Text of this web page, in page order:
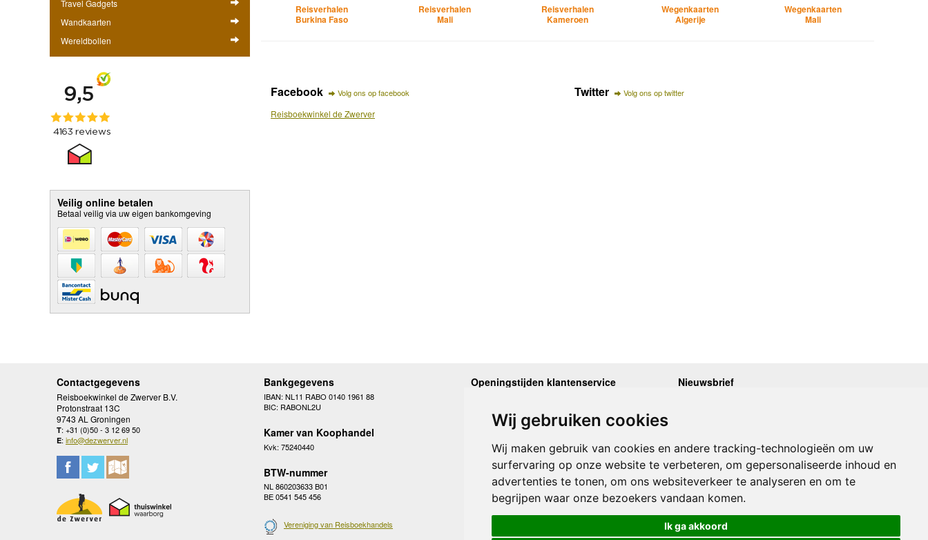
Wij gebruiken cookies
Wij maken gebruik van cookies en andere tracking-technologieën om uw
surfervaring op onze website te verbeteren, om gepersonaliseerde inhoud en
advertenties te tonen, om ons websiteverkeer te analyseren en om te
begrijpen waar onze bezoekers vandaan komen.
Ik ga akkoord
Travel Gadgets
Wandkaarten
Wereldbollen
Veilig online betalen
Betaal veilig via uw eigen bankomgeving
Reisverhalen
Burkina Faso
Reisverhalen
Mali
Reisverhalen
Kameroen
Wegenkaarten
Algerije
Wegenkaarten
Mali
Facebook Volg ons op facebook
Reisboekwinkel de Zwerver
Twitter Volg ons op twitter
Contactgegevens
Reisboekwinkel de Zwerver B.V.
Protonstraat 13C
9743 AL Groningen
T: +31 (0)50 - 3 12 69 50
E: info@dezwerver.nl
Bankgegevens
IBAN: NL11 RABO 0140 1961 88
BIC: RABONL2U
Kamer van Koophandel
Kvk: 75240440
BTW-nummer
NL 860203633 B01
BE 0541 545 456
Vereniging van Reisboekhandels
Openingstijden klantenservice
Woensdag
10.00 - 12.30 en 13.30 - 17.00
Donderdag
Vrijdag
10.00 - 12.30 en 13.30 - 17.00
Zaterdag
gesloten
Zondag
gesloten
Nieuwsbrief
Onze laatste Nieuwsbrief
Inschrijven